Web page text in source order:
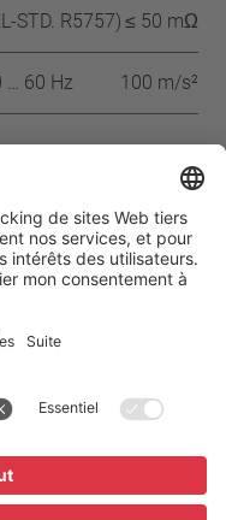
STD. R5757) ≤ 50 mΩ
… 60 Hz 100 m/s²
données